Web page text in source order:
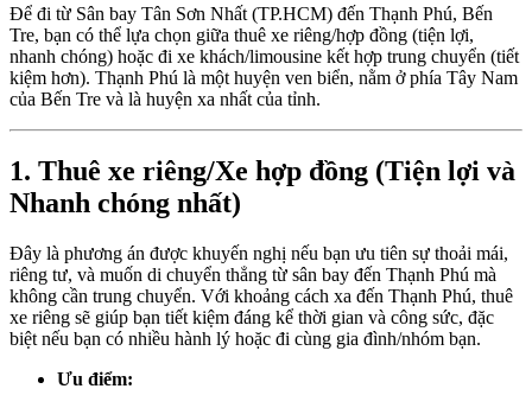
Để đi từ Sân bay Tân Sơn Nhất (TP.HCM) đến Thạnh Phú, Bến
Tre, bạn có thể lựa chọn giữa thuê xe riêng/hợp đồng (tiện lợi,
nhanh chóng) hoặc đi xe khách/limousine kết hợp trung chuyển (tiết
kiệm hơn). Thạnh Phú là một huyện ven biển, nằm ở phía Tây Nam
của Bến Tre và là huyện xa nhất của tỉnh.
1. Thuê xe riêng/Xe hợp đồng (Tiện lợi và
Nhanh chóng nhất)
Đây là phương án được khuyến nghị nếu bạn ưu tiên sự thoải mái,
riêng tư, và muốn di chuyển thẳng từ sân bay đến Thạnh Phú mà
không cần trung chuyển. Với khoảng cách xa đến Thạnh Phú, thuê
xe riêng sẽ giúp bạn tiết kiệm đáng kể thời gian và công sức, đặc
biệt nếu bạn có nhiều hành lý hoặc đi cùng gia đình/nhóm bạn.
Ưu điểm: